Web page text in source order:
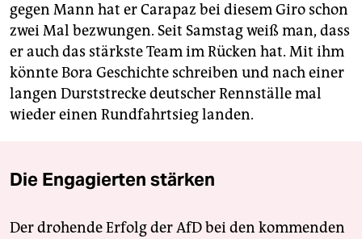
gegen Mann hat er Carapaz bei diesem Giro schon
zwei Mal bezwungen. Seit Samstag weiß man, dass
er auch das stärkste Team im Rücken hat. Mit ihm
könnte Bora Geschichte ­schreiben und nach einer
langen Durststrecke deutscher Rennställe mal
wieder einen Rundfahrtsieg landen.
Die Engagierten stärken
Der drohende Erfolg der AfD bei den kommenden